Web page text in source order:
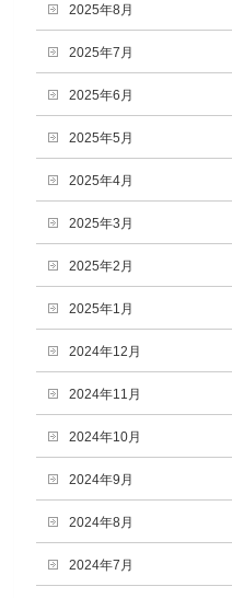
2025年8月
2025年7月
2025年6月
2025年5月
2025年4月
2025年3月
2025年2月
2025年1月
2024年12月
2024年11月
2024年10月
2024年9月
2024年8月
2024年7月